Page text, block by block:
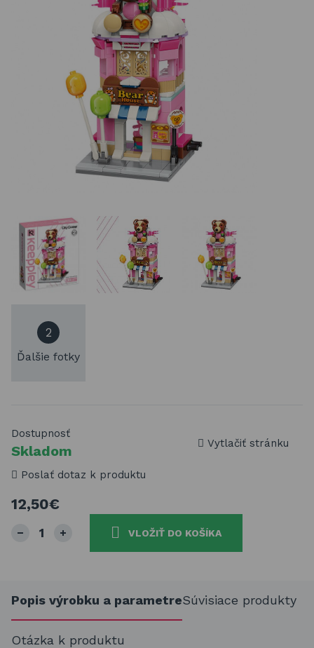
2
Ďalšie fotky
Dostupnosť
Skladom Vytlačiť stránku
Poslať dotaz k produktu
12,50€
VLOŽIŤ DO KOŠÍKA
Popis výrobku a parametreSúvisiace produkty
Otázka k produktu